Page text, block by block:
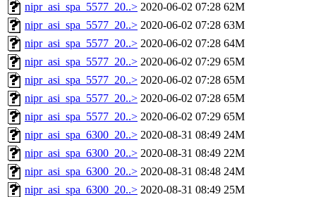
nipr_asi_spa_5577_20..> 2020-06-02 07:28 62M
nipr_asi_spa_5577_20..> 2020-06-02 07:28 63M
nipr_asi_spa_5577_20..> 2020-06-02 07:28 64M
nipr_asi_spa_5577_20..> 2020-06-02 07:29 65M
nipr_asi_spa_5577_20..> 2020-06-02 07:28 65M
nipr_asi_spa_5577_20..> 2020-06-02 07:28 65M
nipr_asi_spa_5577_20..> 2020-06-02 07:29 65M
nipr_asi_spa_6300_20..> 2020-08-31 08:49 24M
nipr_asi_spa_6300_20..> 2020-08-31 08:49 22M
nipr_asi_spa_6300_20..> 2020-08-31 08:48 24M
nipr_asi_spa_6300_20..> 2020-08-31 08:49 25M